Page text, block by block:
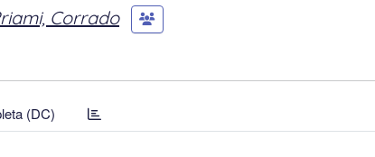
Corrado
(DC)